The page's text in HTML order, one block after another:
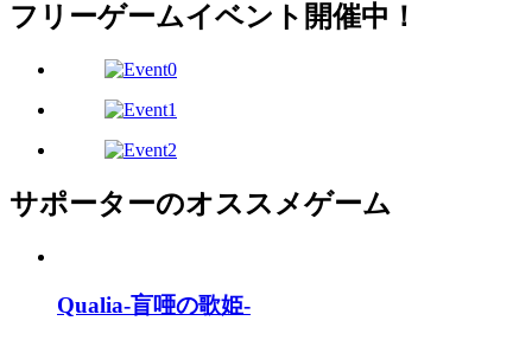
フリーゲームイベント開催中！
サポーターのオススメゲーム
Qualia-盲唖の歌姫-